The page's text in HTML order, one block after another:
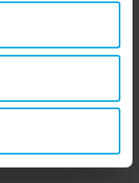
Sie jederzeit.